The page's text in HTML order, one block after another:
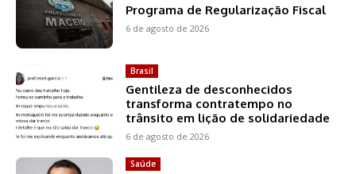
Programa de Regularização Fiscal
6 de agosto de 2026
Brasil
Gentileza de desconhecidos
transforma contratempo no
trânsito em lição de solidariedade
6 de agosto de 2026
Saúde